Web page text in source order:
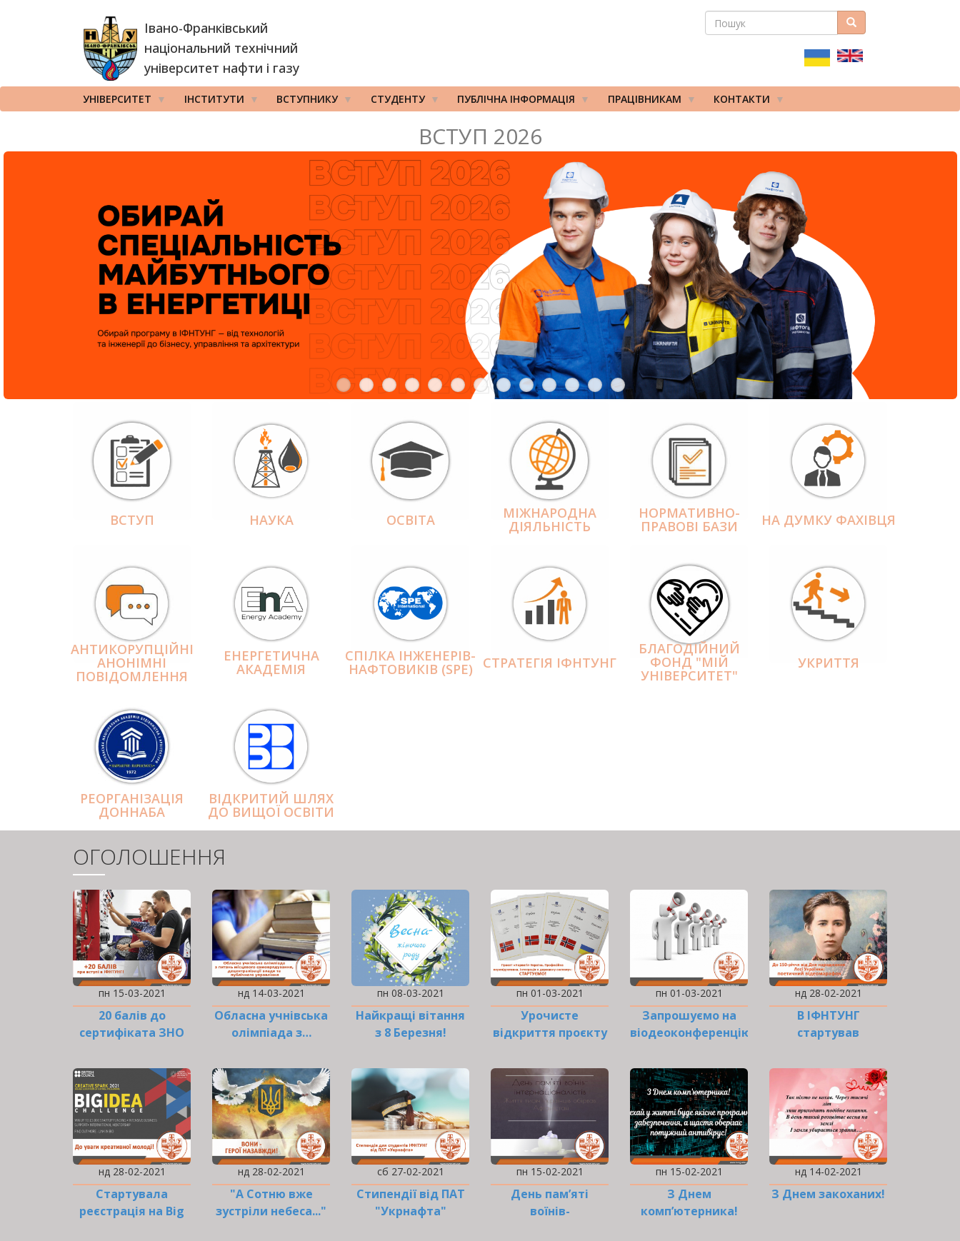
Івано-Франківський
національний технічний
університет нафти і газу
ПОШУКОВА
ПОШУК Пошук
УНІВЕРСИТЕТ ІНСТИТУТИ ВСТУПНИКУ СТУДЕНТУ ПУБЛІЧНА ІНФОРМАЦІЯ ПРАЦІВНИКАМ КОНТАКТИ
ВСТУП 2026
ВСТУП НАУКА ОСВІТА МІЖНАРОДНА
ДІЯЛЬНІCТЬ
НОРМАТИВНО-
ПРАВОВІ БАЗИ НА ДУМКУ ФАХІВЦЯ
АНТИКОРУПЦІЙНІ
АНОНІМНІ
ПОВІДОМЛЕННЯ
ЕНЕРГЕТИЧНА
АКАДЕМІЯ
СПІЛКА ІНЖЕНЕРІВ-
НАФТОВИКІВ (SPE) СТРАТЕГІЯ ІФНТУНГ
БЛАГОДІЙНИЙ
ФОНД "МІЙ
УНІВЕРСИТЕТ"
УКРИТТЯ
РЕОРГАНІЗАЦІЯ
ДОННАБА
ВІДКРИТИЙ ШЛЯХ
ДО ВИЩОЇ ОСВІТИ
ОГОЛОШЕННЯ
пн 15-03-2021
20 балів до
сертифіката ЗНО
нд 14-03-2021
Обласна учнівська
олімпіада з…
пн 08-03-2021
Найкращі вітання
з 8 Березня!
пн 01-03-2021
Урочисте
відкриття проєкту
пн 01-03-2021
Запрошуємо на
віодеоконференцію!
нд 28-02-2021
В ІФНТУНГ
стартував
нд 28-02-2021
Стартувала
реєстрація на Big
нд 28-02-2021
"А Сотню вже
зустріли небеса..."
сб 27-02-2021
Стипендії від ПАТ
"Укрнафта"
пн 15-02-2021
День пам’яті
воїнів-
пн 15-02-2021
З Днем
комп’ютерника!
нд 14-02-2021
З Днем закоханих!